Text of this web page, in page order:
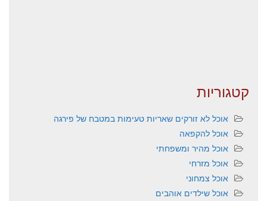
קטגוריות
אוכל לא זורקים שאריות טעימות במטבח של פירגה
אוכל להקפאה
אוכל מהיר ומשפחתי
אוכל מזרחי
אוכל צמחוני
אוכל שילדים אוהבים